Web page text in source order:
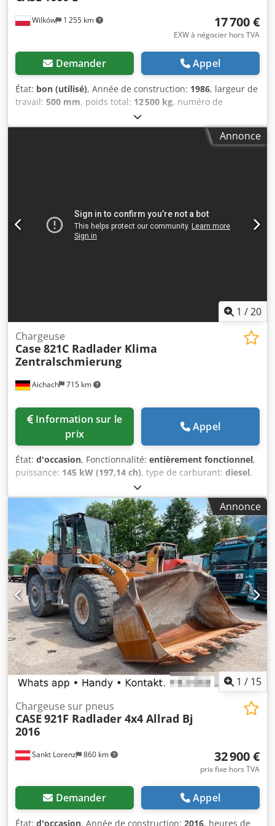
Wilków 1 255 km 17 700 €
EXW à négocier hors TVA
Demander Appel
État: bon (utilisé), Année de construction: 1986, largeur de
travail: 500 mm, poids total: 12 500 kg, numéro de
, CASE IH 1660 flux axial Marque
: Case IH Modèle : 1660 Année : 1987 Heures de
fonctionnement : 3 300 h Dcjdsvr Dxpopfx Aqtek Largeur
Annonce
1 /20
Aichach 715 km
Chargeuse
Case 821C Radlader Klima
Zentralschmierung
prix
Appel
État: d'occasion, Fonctionnalité: entièrement fonctionnel,
puissance: 145 kW (197,14 ch), type de carburant: diesel,
, poids en ordre de marche:
de construction:2000, heures de fonctionnement:8 000 h,
Équipement:cabine, climatisation, système de graissage
centralisé, Chargeuse sur pneus Case 821C Année de
fabrication : 2000 8 000 heures 145 kW env. 18 000 kg
Climatisation Graissage centralisé Dedoy Uxt Sepfx Aqtsck
Pneus 23,5R25
Annonce
1 / 15
Sankt Lorenz 860 km
Chargeuse sur pneus
CASE 921F Radlader 4x4 Allrad Bj
2016
32 900 €
prix fixe hors TVA
Demander Appel
État: d'occasion, Année de construction: 2016, heures de